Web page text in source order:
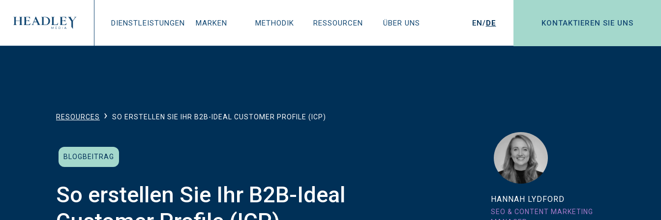
DIENSTLEISTUNGEN MARKEN METHODIK RESSOURCEN ÜBER UNS EN/DE KONTAKTIEREN SIE UNS
RESOURCES › SO ERSTELLEN SIE IHR B2B-IDEAL CUSTOMER PROFILE (ICP)
BLOGBEITRAG
So erstellen Sie Ihr B2B-Ideal
HANNAH LYDFORD
SEO & CONTENT MARKETING